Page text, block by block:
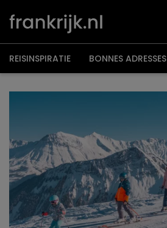
naar
inhoud
REISINSPIRATIE BONNES ADRESSES